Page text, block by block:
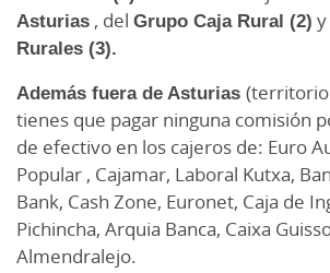
Cajas Rurales: Localiza las oficinas y
Más Cajeros:
Localiza los cajeros tu entidad,
en color verde claro.
Localiza los cajeros del Grupo Caja
marcador en color verde oscuro.
Asturias , del Grupo Caja Rural (2)
Rurales (3).
Además fuera de Asturias (territorio
tienes que pagar ninguna comisión
de efectivo en los cajeros de: Euro
Popular , Cajamar, Laboral Kutxa,
Bank, Cash Zone, Euronet, Caja de
Pichincha, Arquia Banca, Caixa
Almendralejo.